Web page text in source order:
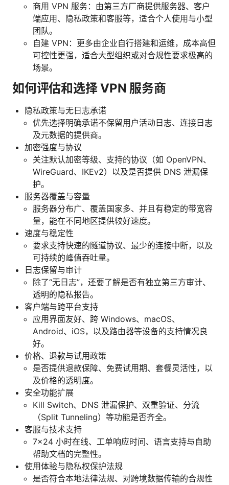
商用 VPN 服务：由第三方厂商提供服务器、客户
端应用、隐私政策和客服等，适合个人使用与小型
团队。
自建 VPN：更多由企业自行搭建和运维，成本高但
可控性更强，适合大型组织或对合规性要求极高的
场景。
如何评估和选择 VPN 服务商
隐私政策与无日志承诺
优先选择明确承诺不保留用户活动日志、连接日志
及元数据的提供商。
加密强度与协议
关注默认加密等级、支持的协议（如 OpenVPN、
WireGuard、IKEv2）以及是否提供 DNS 泄漏保
护。
服务器覆盖与容量
服务器分布广、覆盖国家多、并且有稳定的带宽容
量，能在不同地区提供较好速度。
速度与稳定性
要求支持快速的隧道协议、最少的连接中断，以及
可持续的峰值吞吐量。
日志保留与审计
除了“无日志”，还要了解是否有独立第三方审计、
透明的隐私报告。
客户端与跨平台支持
应用界面友好、跨 Windows、macOS、
Android、iOS，以及路由器等设备的支持情况良
好。
价格、退款与试用政策
是否提供退款保障、免费试用期、套餐灵活性，以
及价格的透明度。
安全功能扩展
Kill Switch、DNS 泄漏保护、双重验证、分流
（Split Tunneling）等功能是否齐全。
客服与技术支持
7x24 小时在线、工单响应时间、语言支持与自助
帮助文档的完整性。
使用体验与隐私权保护法规
是否符合本地法律法规、对跨境数据传输的合规性